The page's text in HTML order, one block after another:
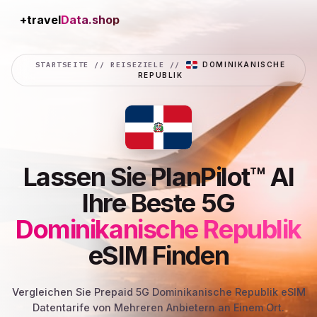
+travelConnection
STARTSEITE //REISEZIELE //
DOMINIKANISCHE
REPUBLIK
Lassen Sie PlanPilot™ AI
Ihre Beste 5G
Dominikanische Republik
eSIM Finden
Vergleichen Sie Prepaid 5G Dominikanische Republik eSIM
Datentarife von Mehreren Anbietern an Einem Ort.